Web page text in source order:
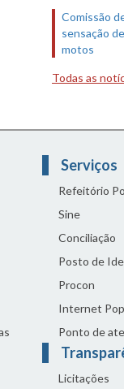
Comissão
sensação
motos
Todas as
Serviços
Refeitório
Sine
Conciliação
Posto de
Procon
Internet
Ponto de
Licitações